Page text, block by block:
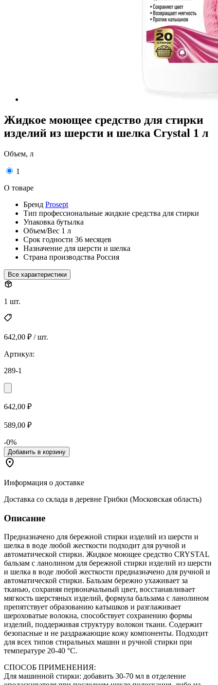
Жидкое моющее средство для стирки
изделий из шерсти и шелка Crystal 1 л
Объем, л
1
О товаре
Бренд Prosept
Тип профессиональные жидкие средства для стирки
Упаковка бутылка
Объем/Вес 1 л
Срок годности 36 месяцев
Назначение для шерсти и шелка
Страна производства Россия
Все характеристики
1 шт.
642,00 ₽ / шт.
Артикул:
289-1
642,00 ₽
589,00 ₽
-0%
Добавить в корзину
Информация о доставке
Доставка со склада в деревне Грибки (Московская область)
Описание
Предназначено для бережной стирки изделий из шерсти и
шелка в воде любой жесткости подходит для ручной и
автоматической стирки. Жидкое моющее средство CRYSTAL
бальзам с ланолином для бережной стирки изделий из шерсти
и шелка в воде любой жесткости предназначено для ручной и
автоматической стирки. Бальзам бережно ухаживает за
тканью, сохраняя первоначальный цвет, восстанавливает
мягкость шерстяных изделий, формула бальзама с ланолином
препятствует образованию катышков и разглаживает
шероховатые волокна, способствует сохранению формы
изделий, поддерживая структуру волокон ткани. Содержит
безопасные и не раздражающие кожу компоненты. Подходит
для всех типов стиральных машин и ручной стирки при
температуре 20-40 °C.
СПОСОБ ПРИМЕНЕНИЯ:
Для машинной стирки: добавить 30-70 мл в отделение